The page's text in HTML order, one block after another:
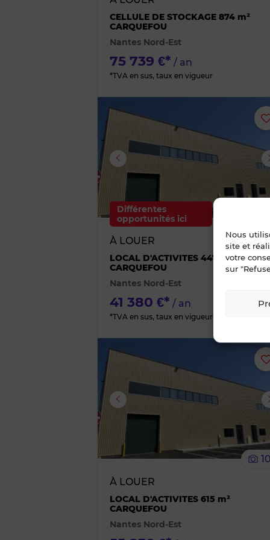
Nous
site et
votre
sur
CELLULE DE STOCKAGE 874 m²
CARQUEFOU
Nantes Nord-Est
75 739 €* / an
*TVA en sus, taux en vigueur
Différentes
opportunités ici
À LOUER
LOCAL D'ACTIVITES 447 m²
CARQUEFOU
Nantes Nord-Est
41 380 €* / an
*TVA en sus, taux en vigueur
10
À LOUER
LOCAL D'ACTIVITES 615 m²
CARQUEFOU
Nantes Nord-Est